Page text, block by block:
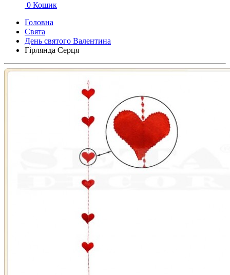
0 Кошик
Головна
Свята
День святого Валентина
Гірлянда Серця